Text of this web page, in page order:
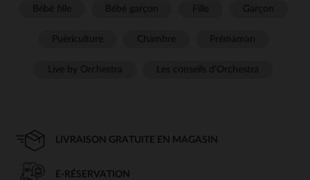
LIVRAISON GRATUITE EN MAGASIN
E-RÉSERVATION